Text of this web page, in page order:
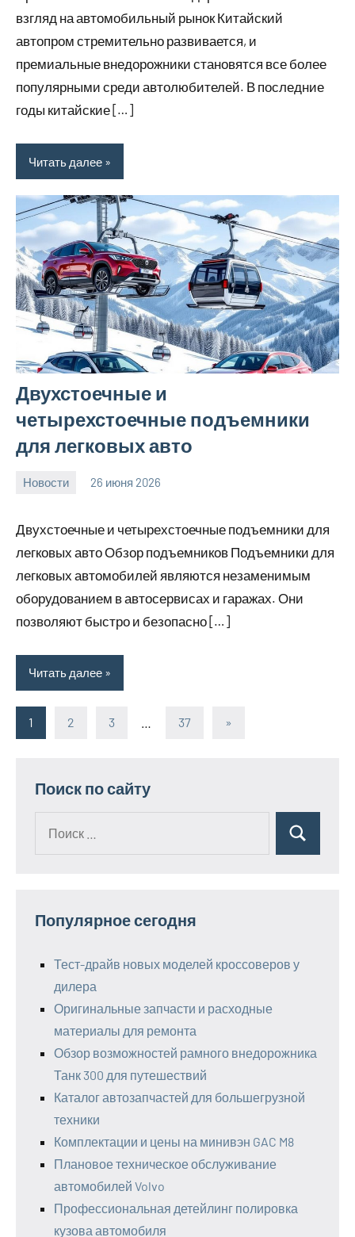
взгляд на автомобильный рынок Китайский
автопром стремительно развивается, и
премиальные внедорожники становятся все более
популярными среди автолюбителей. В последние
годы китайские […]
Читать далее
Двухстоечные и
четырехстоечные подъемники
для легковых авто
Новости 26 июня 2026
Двухстоечные и четырехстоечные подъемники для
легковых авто Обзор подъемников Подъемники для
легковых автомобилей являются незаменимым
оборудованием в автосервисах и гаражах. Они
позволяют быстро и безопасно […]
Читать далее
Пагинация
1 2 3 37
Следующие
»
Поиск по сайту
Поиск
Популярное сегодня
Тест-драйв новых моделей кроссоверов у
дилера
Оригинальные запчасти и расходные
материалы для ремонта
Обзор возможностей рамного внедорожника
Танк 300 для путешествий
Каталог автозапчастей для большегрузной
техники
Комплектации и цены на минивэн GAC M8
Плановое техническое обслуживание
автомобилей Volvo
Профессиональная детейлинг полировка
кузова автомобиля